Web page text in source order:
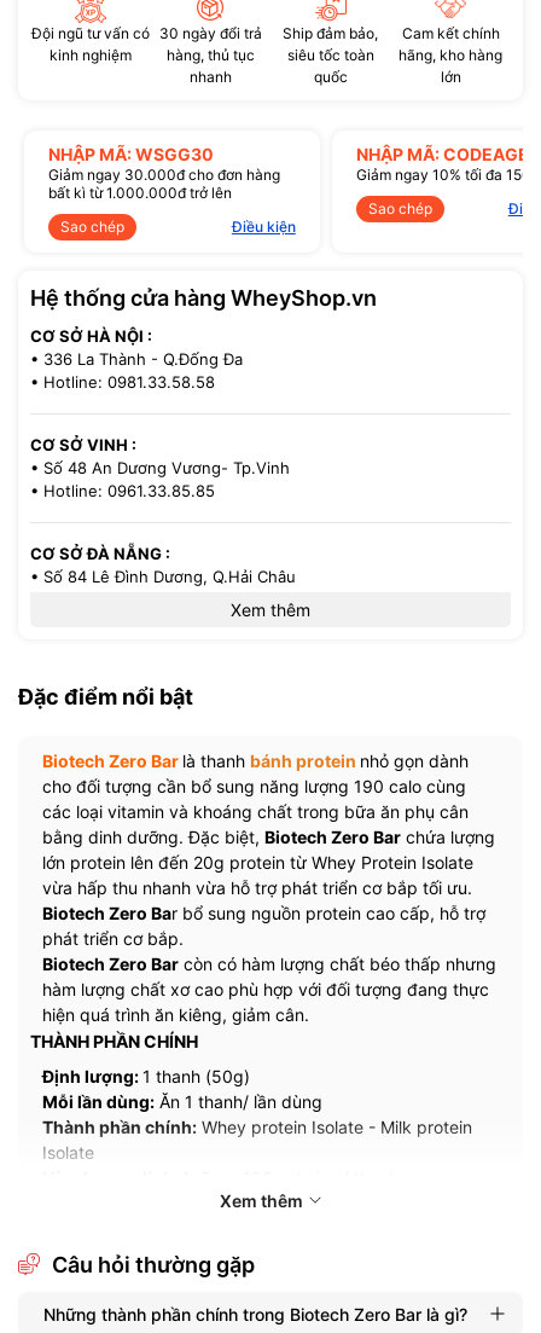
Đội ngũ tư vấn có
kinh nghiệm
30 ngày đổi trả
hàng, thủ tục
nhanh
Ship đảm bảo,
siêu tốc toàn
quốc
Cam kết chính
hãng, kho hàng
lớn
NHẬP MÃ: WSGG30
Giảm ngay 30.000đ cho đơn hàng
bất kì từ 1.000.000đ trở lên
Sao chép
Điều kiện
NHẬP MÃ:
Giảm ngay 10% tối đa
Sao chép
Hệ thống cửa hàng WheyShop.vn
CƠ SỞ HÀ NỘI :
• 336 La Thành - Q.Đống Đa
• Hotline: 0981.33.58.58
CƠ SỞ VINH :
• Số 48 An Dương Vương- Tp.Vinh
• Hotline: 0961.33.85.85
CƠ SỞ ĐÀ NẴNG :
• Số 84 Lê Đình Dương, Q.Hải Châu
• 521/36 Cách Mạng Tháng 8 - P.13 - Q.10
• Hotline: 0971.33.85.85
Xem thêm
Đặc điểm nổi bật
Biotech Zero Bar là thanh bánh protein nhỏ gọn dành
cho đối tượng cần bổ sung năng lượng 190 calo cùng
các loại vitamin và khoáng chất trong bữa ăn phụ cân
bằng dinh dưỡng. Đặc biệt, Biotech Zero Bar chứa lượng
lớn protein lên đến 20g protein từ Whey Protein Isolate
vừa hấp thu nhanh vừa hỗ trợ phát triển cơ bắp tối ưu.
Biotech Zero Bar bổ sung nguồn protein cao cấp, hỗ trợ
phát triển cơ bắp.
Biotech Zero Bar còn có hàm lượng chất béo thấp nhưng
hàm lượng chất xơ cao phù hợp với đối tượng đang thực
hiện quá trình ăn kiêng, giảm cân.
THÀNH PHẦN CHÍNH
Định lượng:1 thanh (50g)
Mỗi lần dùng: Ăn 1 thanh/ lần dùng
Thành phần chính: Whey protein Isolate - Milk protein
Isolate
20g Protein
11g Carb
6g Fiber
Xem thêm
Câu hỏi thường gặp
Những thành phần chính trong Biotech Zero Bar là gì?